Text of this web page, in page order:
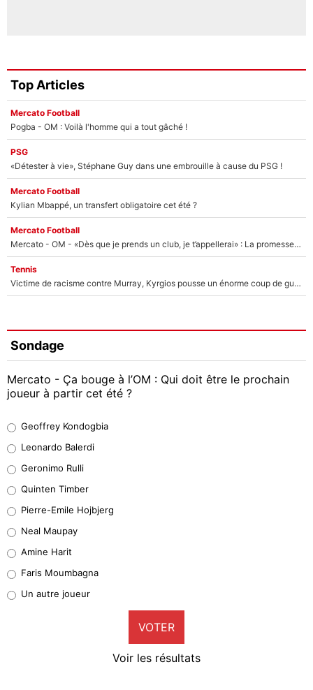
Top Articles
Mercato Football
Pogba - OM : Voilà l'homme qui a tout gâché !
PSG
«Détester à vie», Stéphane Guy dans une embrouille à cause du PSG !
Mercato Football
Kylian Mbappé, un transfert obligatoire cet été ?
Mercato Football
Mercato - OM - «Dès que je prends un club, je t’appellerai» : La promesse de Marcelino au moment de claquer la porte
Tennis
Victime de racisme contre Murray, Kyrgios pousse un énorme coup de gueule !
Sondage
Mercato - Ça bouge à l’OM : Qui doit être le prochain
joueur à partir cet été ?
38%
32%
5%
1%
9%
Geoffrey Kondogbia
Leonardo Balerdi
Geronimo Rulli
Quinten Timber
Pierre-Emile Hojbjerg
Neal Maupay
Amine Harit
Faris Moumbagna
Un autre joueur
VOTER
Voir les résultats